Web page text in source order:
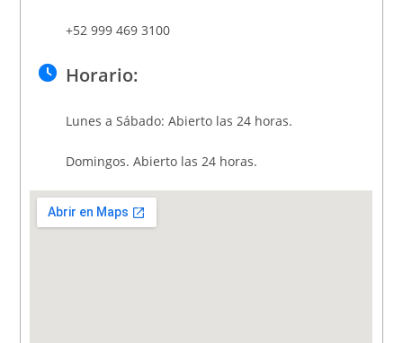
+52 999 469 3100
Horario:
Lunes a Sábado: Abierto las 24 horas.
Domingos. Abierto las 24 horas.